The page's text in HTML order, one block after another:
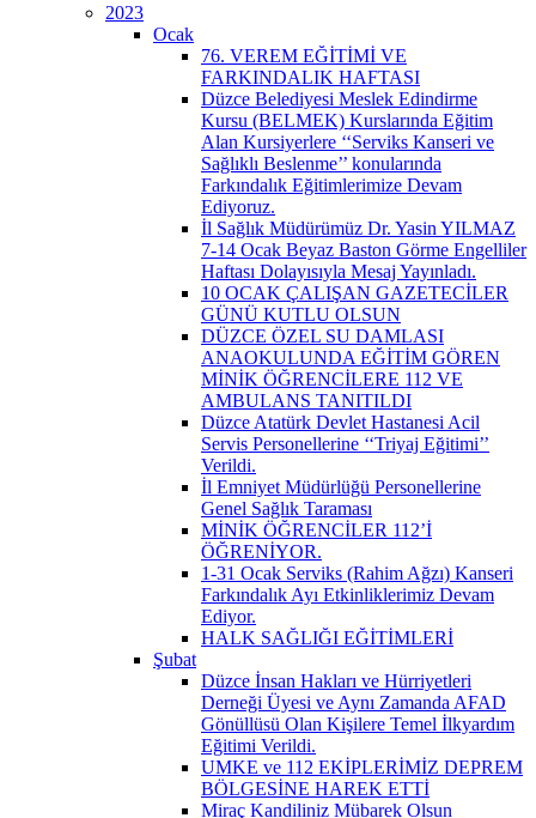
2023
Ocak
76. VEREM EĞİTİMİ VE
FARKINDALIK HAFTASI
Düzce Belediyesi Meslek Edindirme
Kursu (BELMEK) Kurslarında Eğitim
Alan Kursiyerlere ‘‘Serviks Kanseri ve
Sağlıklı Beslenme’’ konularında
Farkındalık Eğitimlerimize Devam
Ediyoruz.
İl Sağlık Müdürümüz Dr. Yasin YILMAZ
7-14 Ocak Beyaz Baston Görme Engelliler
Haftası Dolayısıyla Mesaj Yayınladı.
10 OCAK ÇALIŞAN GAZETECİLER
GÜNÜ KUTLU OLSUN
DÜZCE ÖZEL SU DAMLASI
ANAOKULUNDA EĞİTİM GÖREN
MİNİK ÖĞRENCİLERE 112 VE
AMBULANS TANITILDI
Düzce Atatürk Devlet Hastanesi Acil
Servis Personellerine ‘‘Triyaj Eğitimi’’
Verildi.
İl Emniyet Müdürlüğü Personellerine
Genel Sağlık Taraması
MİNİK ÖĞRENCİLER 112’İ
ÖĞRENİYOR.
1-31 Ocak Serviks (Rahim Ağzı) Kanseri
Farkındalık Ayı Etkinliklerimiz Devam
Ediyor.
HALK SAĞLIĞI EĞİTİMLERİ
Şubat
Düzce İnsan Hakları ve Hürriyetleri
Derneği Üyesi ve Aynı Zamanda AFAD
Gönüllüsü Olan Kişilere Temel İlkyardım
Eğitimi Verildi.
UMKE ve 112 EKİPLERİMİZ DEPREM
BÖLGESİNE HAREK ETTİ
Miraç Kandiliniz Mübarek Olsun